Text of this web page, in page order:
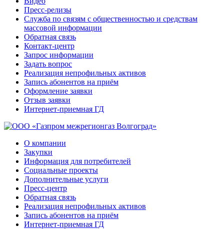
Пресс-релизы
Служба по связям с общественностью и средствам
массовой информации
Обратная связь
Контакт-центр
Запрос информации
Задать вопрос
Реализация непрофильных активов
Запись абонентов на приём
Оформление заявки
Отзыв заявки
Интернет-приемная ГД
О компании
Закупки
Информация для потребителей
Социальные проекты
Дополнительные услуги
Пресс-центр
Обратная связь
Реализация непрофильных активов
Запись абонентов на приём
Интернет-приемная ГД